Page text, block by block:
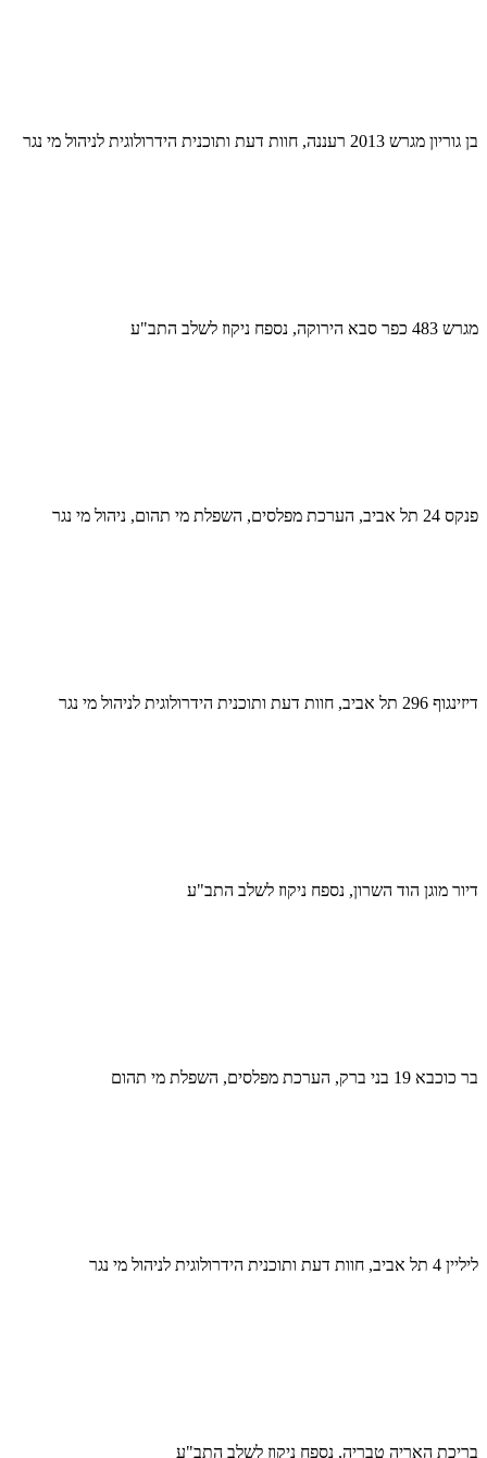
בן גוריון מגרש 2013 רעננה, חוות דעת ותוכנית הידרולוגית לניהול מי נגר
מגרש 483 כפר סבא הירוקה, נספח ניקוז לשלב התב"ע
פנקס 24 תל אביב, הערכת מפלסים, השפלת מי תהום, ניהול מי נגר
דיזינגוף 296 תל אביב, חוות דעת ותוכנית הידרולוגית לניהול מי נגר
דיור מוגן הוד השרון, נספח ניקוז לשלב התב"ע
בר כוכבא 19 בני ברק, הערכת מפלסים, השפלת מי תהום
ליליין 4 תל אביב, חוות דעת ותוכנית הידרולוגית לניהול מי נגר
בריכת האריה טבריה, נספח ניקוז לשלב התב"ע